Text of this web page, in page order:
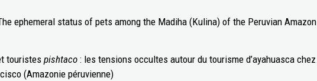
ephemeral status of pets among the Madiha (Kulina) of the Peruvian Amazon
touristes pishtaco : les tensions occultes autour du tourisme d’ayahuasca chez
(Amazonie péruvienne)